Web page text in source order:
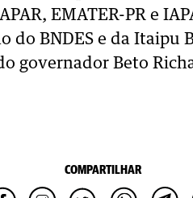
EMATER-PR e
do BNDES e da Itaipu
governador Beto
COMPARTILHAR